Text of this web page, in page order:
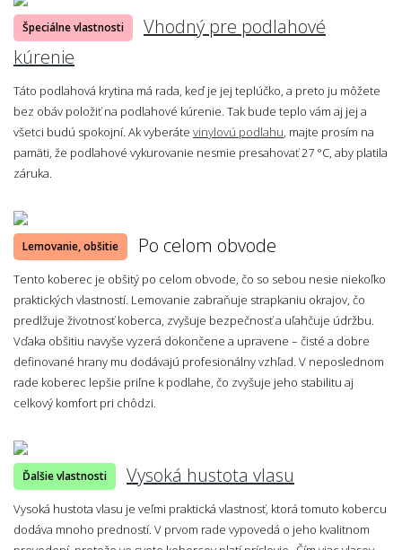
Špeciálne vlastnosti
Vhodný pre podlahové
kúrenie
Táto podlahová krytina má rada, keď je jej teplúčko, a preto ju môžete
bez obáv položiť na podlahové kúrenie. Tak bude teplo vám aj jej a
všetci budú spokojní. Ak vyberáte vinylovú podlahu , majte prosím na
pamäti, že podlahové vykurovanie nesmie presahovať 27 °C, aby platila
záruka.
Lemovanie, obšitie Po celom obvode
Tento koberec je obšitý po celom obvode, čo so sebou nesie niekoľko
praktických vlastností. Lemovanie zabraňuje strapkaniu okrajov, čo
predlžuje životnosť koberca, zvyšuje bezpečnosť a uľahčuje údržbu.
Vďaka obšitiu navyše vyzerá dokončene a upravene – čisté a dobre
definované hrany mu dodávajú profesionálny vzhľad. V neposlednom
rade koberec lepšie priľne k podlahe, čo zvyšuje jeho stabilitu aj
celkový komfort pri chôdzi.
Ďalšie vlastnosti Vysoká hustota vlasu
Vysoká hustota vlasu je veľmi praktická vlastnosť, ktorá tomuto kobercu
dodáva mnoho predností. V prvom rade vypovedá o jeho kvalitnom